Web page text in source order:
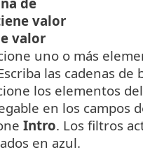
valor
valor
uno o más
las cadenas de
los elementos
en los campos
Intro. Los filtros
en azul.